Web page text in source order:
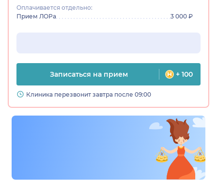
Оплачивается отдельно:
Прием ЛОРа
3 000 ₽
Записаться на прием + 100
Клиника перезвонит завтра после 09:00